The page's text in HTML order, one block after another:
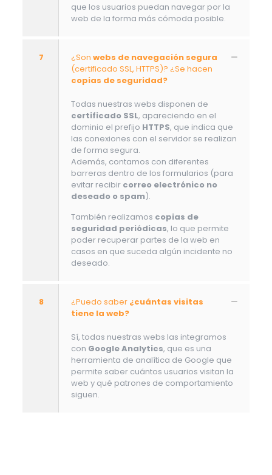
que los usuarios puedan navegar por la
web de la forma más cómoda posible.
7 ¿Son webs de navegación segura
(certificado SSL, HTTPS)? ¿Se hacen
copias de seguridad?
Todas nuestras webs disponen de
certificado SSL, apareciendo en el
dominio el prefijo HTTPS, que indica que
las conexiones con el servidor se realizan
de forma segura.
Además, contamos con diferentes
barreras dentro de los formularios (para
evitar recibir correo electrónico no
deseado o spam).
También realizamos copias de
seguridad periódicas, lo que permite
poder recuperar partes de la web en
casos en que suceda algún incidente no
deseado.
8 ¿Puedo saber ¿cuántas visitas
tiene la web?
Sí, todas nuestras webs las integramos
con Google Analytics, que es una
herramienta de analítica de Google que
permite saber cuántos usuarios visitan la
web y qué patrones de comportamiento
siguen.